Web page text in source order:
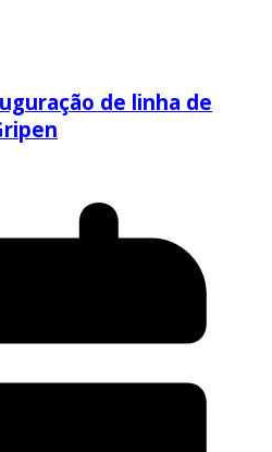
de linha de